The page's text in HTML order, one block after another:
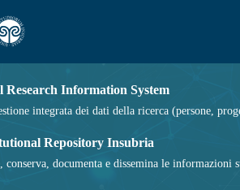
Information System
integrata dei dati della ricerca (persone,
Repository Insubria
conserva, documenta e dissemina le